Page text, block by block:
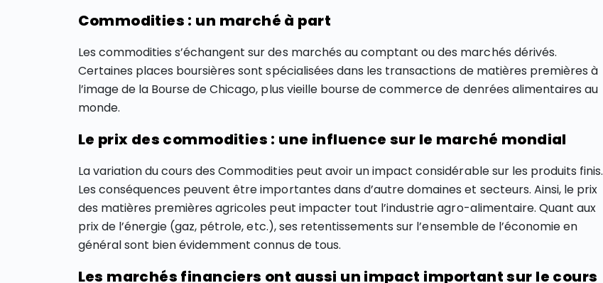
Commodities : un marché à part
Les commodities s’échangent sur des marchés au comptant ou des marchés dérivés.
Certaines places boursières sont spécialisées dans les transactions de matières premières à
l’image de la Bourse de Chicago, plus vieille bourse de commerce de denrées alimentaires au
monde.
Le prix des commodities : une influence sur le marché mondial
La variation du cours des Commodities peut avoir un impact considérable sur les produits finis.
Les conséquences peuvent être importantes dans d’autre domaines et secteurs. Ainsi, le prix
des matières premières agricoles peut impacter tout l’industrie agro-alimentaire. Quant aux
prix de l’énergie (gaz, pétrole, etc.), ses retentissements sur l’ensemble de l’économie en
général sont bien évidemment connus de tous.
Les marchés financiers ont aussi un impact important sur le cours